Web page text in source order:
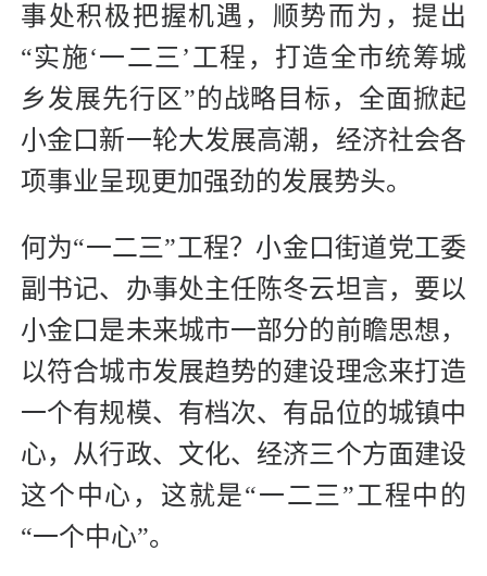
事处积极把握机遇，顺势而为，提出
“实施‘一二三’工程，打造全市统筹城
乡发展先行区”的战略目标，全面掀起
小金口新一轮大发展高潮，经济社会各
项事业呈现更加强劲的发展势头。
何为“一二三”工程？小金口街道党工委
副书记、办事处主任陈冬云坦言，要以
小金口是未来城市一部分的前瞻思想，
以符合城市发展趋势的建设理念来打造
一个有规模、有档次、有品位的城镇中
心，从行政、文化、经济三个方面建设
这个中心，这就是“一二三”工程中的
“一个中心”。